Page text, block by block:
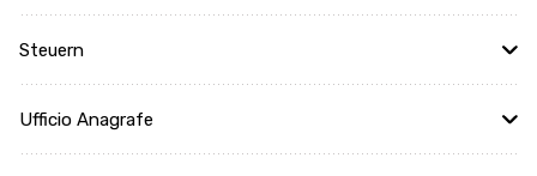
Steuern
Ufficio Anagrafe